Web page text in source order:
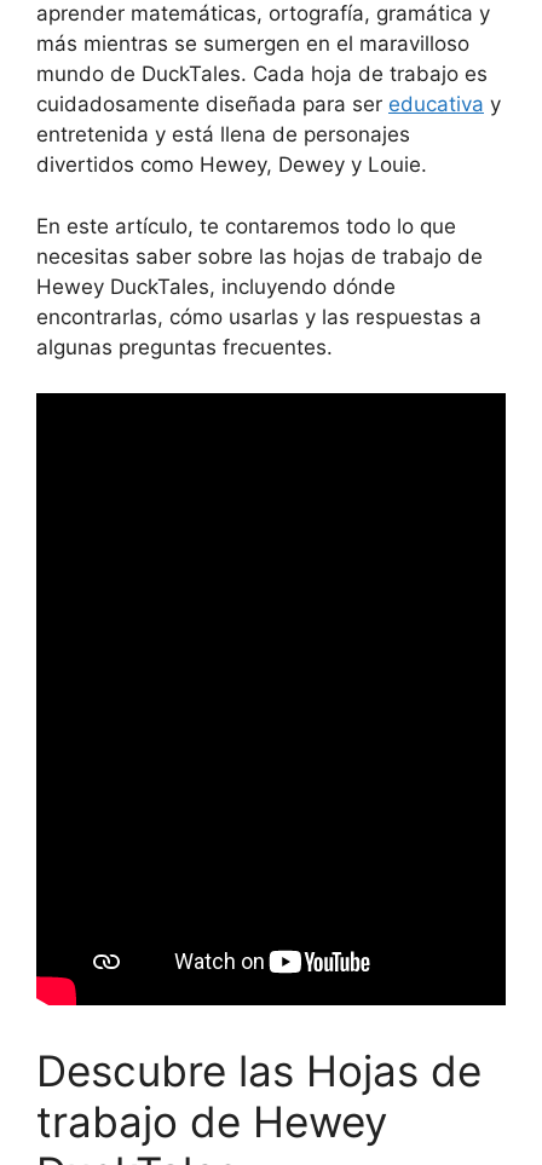
aprender matemáticas, ortografía, gramática y
más mientras se sumergen en el maravilloso
mundo de DuckTales. Cada hoja de trabajo es
cuidadosamente diseñada para ser educativa y
entretenida y está llena de personajes
divertidos como Hewey, Dewey y Louie.
En este artículo, te contaremos todo lo que
necesitas saber sobre las hojas de trabajo de
Hewey DuckTales, incluyendo dónde
encontrarlas, cómo usarlas y las respuestas a
algunas preguntas frecuentes.
Descubre las Hojas de
trabajo de Hewey